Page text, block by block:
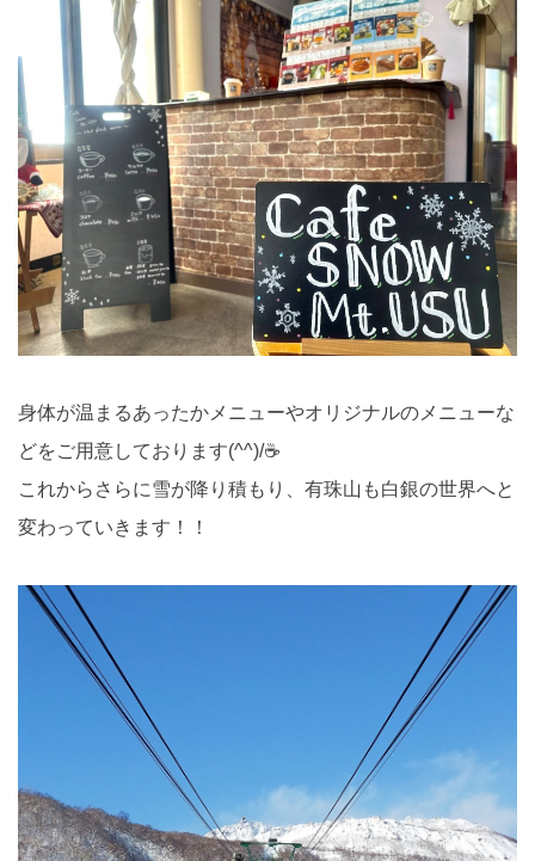
身体が温まるあったかメニューやオリジナルのメニューな
どをご用意しております(^^)/☕
これからさらに雪が降り積もり、有珠山も白銀の世界へと
変わっていきます！！